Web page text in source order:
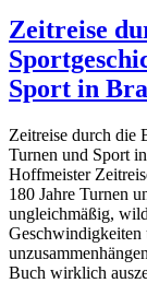
Zeitreise
Sport in
Zeitreise durch die
Turnen und Sport
Hoffmeister
180 Jahre Turnen
ungleichmäßig,
Geschwindigkeiten
Buch wirklich